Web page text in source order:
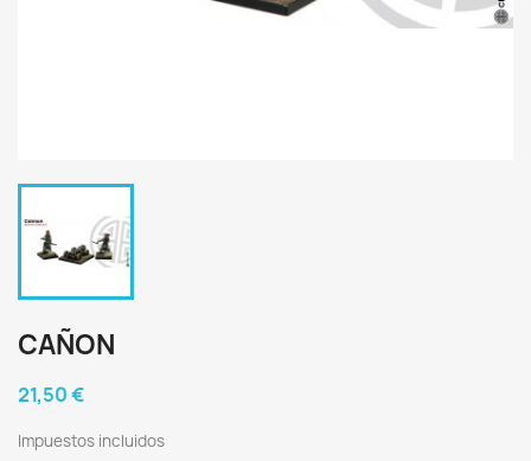
CAÑON
21,50 €
Impuestos incluidos